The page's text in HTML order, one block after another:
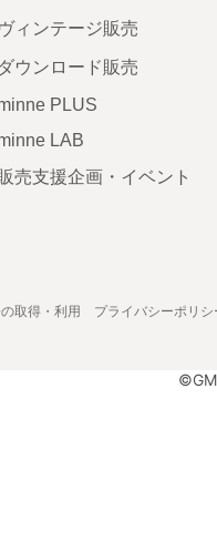
ヴィンテージ販売
ダウンロード販売
PLUS
LAB
売支援企画・イベント
取得・利用 プライバシーポリシ